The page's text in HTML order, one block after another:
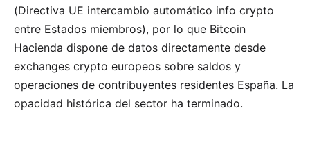
(Directiva UE intercambio automático info crypto
entre Estados miembros), por lo que Bitcoin
Hacienda dispone de datos directamente desde
exchanges crypto europeos sobre saldos y
operaciones de contribuyentes residentes España. La
opacidad histórica del sector ha terminado.